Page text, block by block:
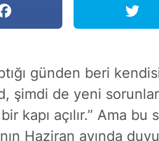
günden beri
şimdi de yeni
kapı açılır.” Ama
Haziran ayında